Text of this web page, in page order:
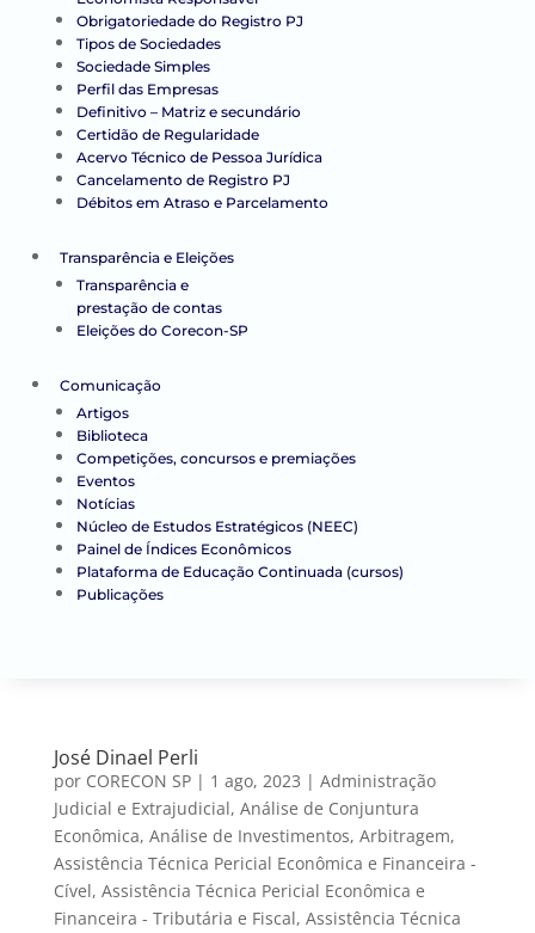
Obrigatoriedade do Registro PJ
Tipos de Sociedades
Sociedade Simples
Perfil das Empresas
Definitivo – Matriz e secundário
Certidão de Regularidade
Acervo Técnico de Pessoa Jurídica
Cancelamento de Registro PJ
Débitos em Atraso e Parcelamento
Transparência e Eleições
Transparência e
prestação de contas
Eleições do Corecon-SP
Comunicação
Artigos
Biblioteca
Competições, concursos e premiações
Eventos
Notícias
Núcleo de Estudos Estratégicos (NEEC)
Painel de Índices Econômicos
Plataforma de Educação Continuada (cursos)
Publicações
José Dinael Perli
por CORECON SP| 1 ago, 2023 | Administração
Judicial e Extrajudicial, Análise de Conjuntura
Econômica, Análise de Investimentos, Arbitragem,
Assistência Técnica Pericial Econômica e Financeira -
Cível, Assistência Técnica Pericial Econômica e
Financeira - Tributária e Fiscal, Assistência Técnica